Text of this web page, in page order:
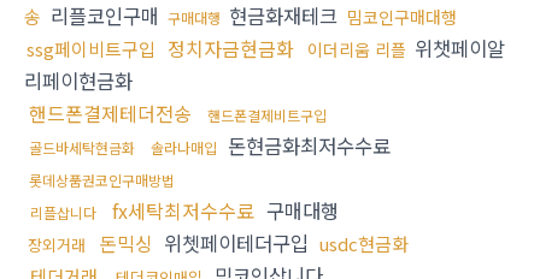
송 리플코인구매 구매대행 현금화재테크 밈코인구매대행
ssg페이비트구입 정치자금현금화 이더리움 리플 위챗페이알
리페이현금화
핸드폰결제테더전송
핸드폰결제비트구입
골드바세탁현금화
솔라나매입 돈현금화최저수수료
롯데상품권코인구매방법
리플삽니다
fx세탁최저수수료 구매대행
장외거래 돈믹싱 위쳇페이테더구입 usdc현금화